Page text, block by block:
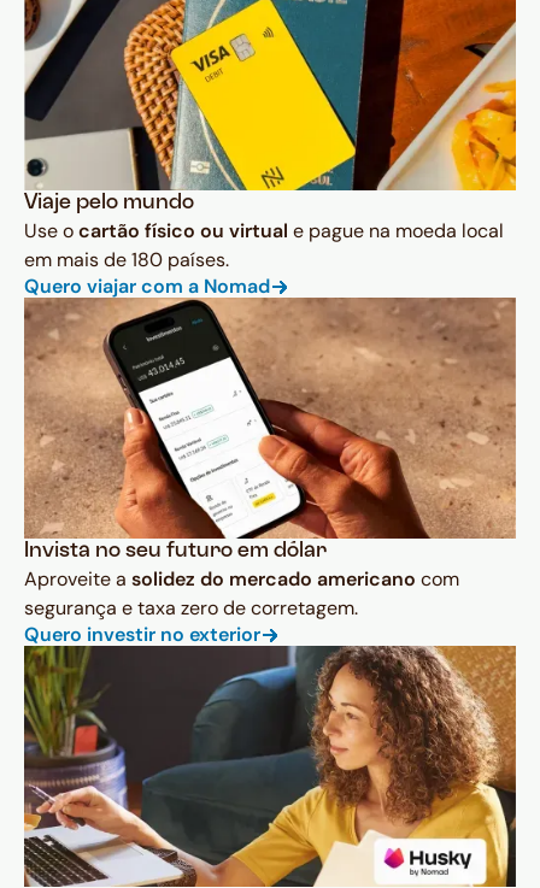
Viaje pelo mundo
Use ocartão físico ou virtual e pague na moeda local
em mais de 180 países.
Quero viajar com a Nomad
Invista no seu futuro em dólar
Aproveite a solidez do mercado americano com
segurança e taxa zero de corretagem.
Quero investir no exterior